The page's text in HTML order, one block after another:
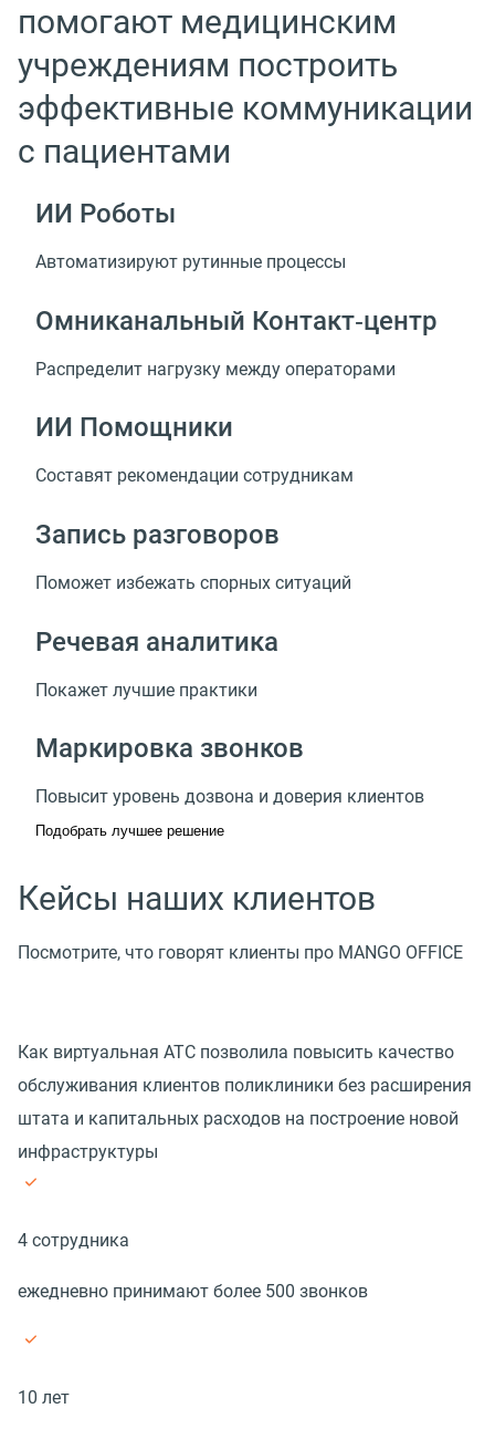
помогают медицинским
учреждениям построить
эффективные коммуникации
с пациентами
ИИ Роботы
Автоматизируют рутинные процессы
Омниканальный Контакт‑центр
Распределит нагрузку между операторами
ИИ Помощники
Составят рекомендации сотрудникам
Запись разговоров
Поможет избежать спорных ситуаций
Речевая аналитика
Покажет лучшие практики
Маркировка звонков
Повысит уровень дозвона и доверия клиентов
Подобрать лучшее решение
Кейсы наших клиентов
Посмотрите, что говорят клиенты про MANGO OFFICE
Как виртуальная АТС позволила повысить качество
обслуживания клиентов поликлиники без расширения
штата и капитальных расходов на построение новой
инфраструктуры
4 сотрудника
ежедневно принимают более 500 звонков
10 лет